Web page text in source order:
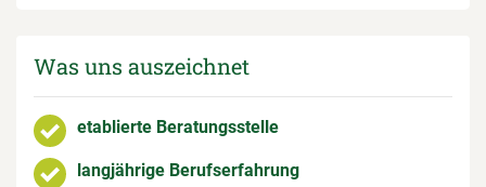
Was uns auszeichnet
etablierte Beratungsstelle
langjährige Berufserfahrung